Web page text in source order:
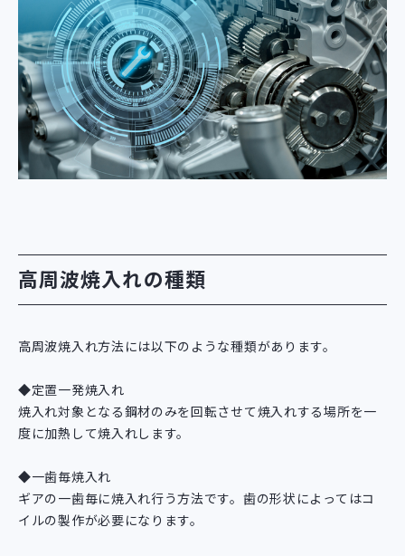
高周波焼入れの種類
高周波焼入れ方法には以下のような種類があります。
◆定置一発焼入れ
焼入れ対象となる鋼材のみを回転させて焼入れする場所を一
度に加熱して焼入れします。
◆一歯毎焼入れ
ギアの一歯毎に焼入れ行う方法です。歯の形状によってはコ
イルの製作が必要になります。